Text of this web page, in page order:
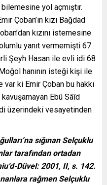
yol açmıştır.
Çoban’ın kızı Bağdad
kızını istemesine
yanıt vermemişti 67 .
Şeyh Hasan ile evli idi 68
hanının isteği kişi ile
var ki Emir Çoban bu hakkı
Ebû Sâîd
üzerindeki vesayetinden
sığınan Selçuklu
tarafından ortadan
Düvel: 2001, II, s. 142.
rağmen Selçuklu